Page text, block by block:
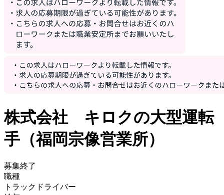
株式会社 キロクの大型運転
手（福岡宗像営業所）
募集終了
職種
トラックドライバー